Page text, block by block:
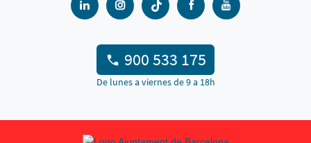
900 533 175
De lunes a viernes de 9 a 18h